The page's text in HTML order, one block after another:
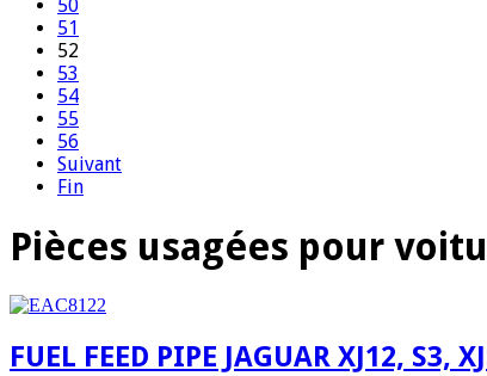
50
51
52
53
54
55
56
Suivant
Fin
Pièces usagées pour
FUEL FEED PIPE JAGUAR XJ12, S3,